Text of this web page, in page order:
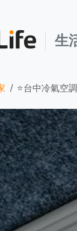
生
⭐台中冷氣空